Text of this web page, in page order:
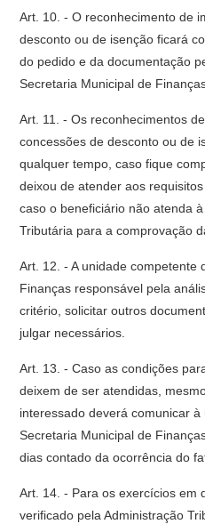
Art. 10. - O reconhecimento de
desconto ou de isenção ficará
do pedido e da documentação
Secretaria Municipal de
Art. 11. - Os reconhecimentos
concessões de desconto ou de
qualquer tempo, caso fique
deixou de atender aos
caso o beneficiário não atenda
Tributária para a comprovação
Art. 12. - A unidade competente
Finanças responsável pela
critério, solicitar outros
julgar necessários.
Art. 13. - Caso as condições
deixem de ser atendidas,
interessado deverá comunicar
Secretaria Municipal de
dias contado da ocorrência do
Art. 14. - Para os exercícios em
verificado pela Administração